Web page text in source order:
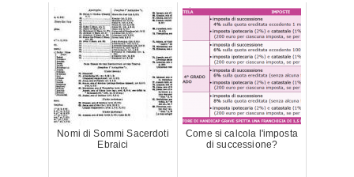
Nomi di Sommi Sacerdoti
Ebraici
Come si calcola l'imposta
di successione?